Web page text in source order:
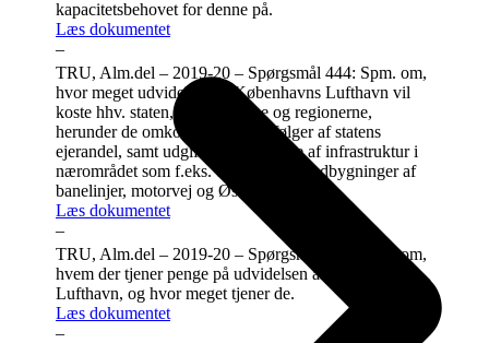
kapacitetsbehovet for denne på.
Læs dokumentet
–
TRU, Alm.del – 2019-20 – Spørgsmål 444: Spm. om,
hvor meget udvidelsen af Københavns Lufthavn vil
koste hhv. staten, kommunerne og regionerne,
herunder de omkostninger som følger af statens
ejerandel, samt udgifter til udvidelse af infrastruktur i
nærområdet som f.eks. de foreslåede udbygninger af
banelinjer, motorvej og Østlig Ringvej.
Læs dokumentet
–
TRU, Alm.del – 2019-20 – Spørgsmål 445: Spm. om,
hvem der tjener penge på udvidelsen af Københavns
Lufthavn, og hvor meget tjener de.
Læs dokumentet
–